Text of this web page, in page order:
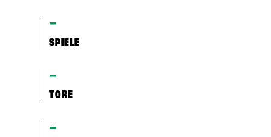
–
SPIELE
–
TORE
–